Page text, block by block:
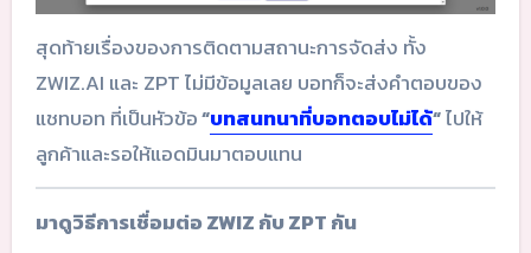
สุดท้ายเรื่องของการติดตามสถานะการจัดส่ง ทั้ง
ZWIZ.AI และ ZPT ไม่มีข้อมูลเลย บอทก็จะส่งคำตอบของ
แชทบอท ที่เป็นหัวข้อ“บทสนทนาที่บอทตอบไม่ได้“ไปให้
ลูกค้าและรอให้แอดมินมาตอบแทน
มาดูวิธีการเชื่อมต่อ ZWIZ กับ ZPT กัน